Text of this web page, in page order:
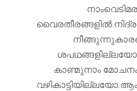
കാണ്മുനാം